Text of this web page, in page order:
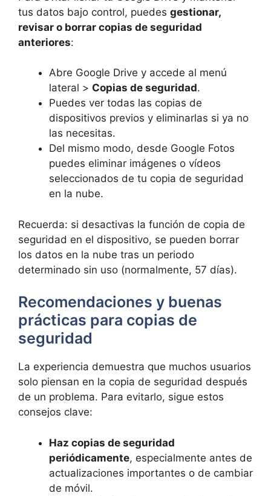
tus datos bajo control, puedes gestionar,
revisar o borrar copias de seguridad
anteriores:
Abre Google Drive y accede al menú
lateral > Copias de seguridad.
Puedes ver todas las copias de
dispositivos previos y eliminarlas si ya no
las necesitas.
Del mismo modo, desde Google Fotos
puedes eliminar imágenes o vídeos
seleccionados de tu copia de seguridad
en la nube.
Recuerda: si desactivas la función de copia de
seguridad en el dispositivo, se pueden borrar
los datos en la nube tras un periodo
determinado sin uso (normalmente, 57 días).
Recomendaciones y buenas
prácticas para copias de
seguridad
La experiencia demuestra que muchos usuarios
solo piensan en la copia de seguridad después
de un problema. Para evitarlo, sigue estos
consejos clave:
Haz copias de seguridad
periódicamente, especialmente antes de
actualizaciones importantes o de cambiar
de móvil.